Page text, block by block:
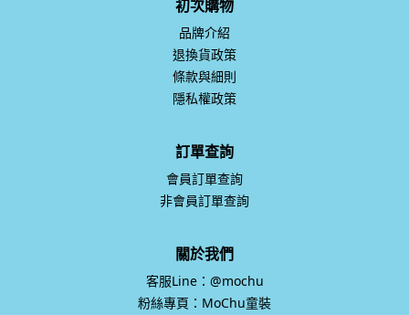
初次購物
品牌介紹
退換貨政策
條款與細則
隱私權政策
訂單查詢
會員訂單查詢
非會員訂單查詢
關於我們
客服Line：@mochu
粉絲專頁：MoChu童裝